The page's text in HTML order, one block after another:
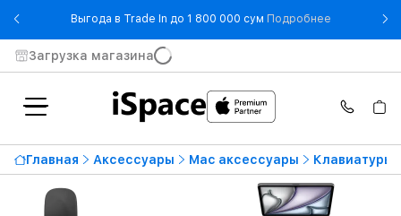
Выгода в Trade In до 1 800 000 сум Подробнее- Выгода в
Загрузка магазина
Главная Аксессуары Mac аксессуары